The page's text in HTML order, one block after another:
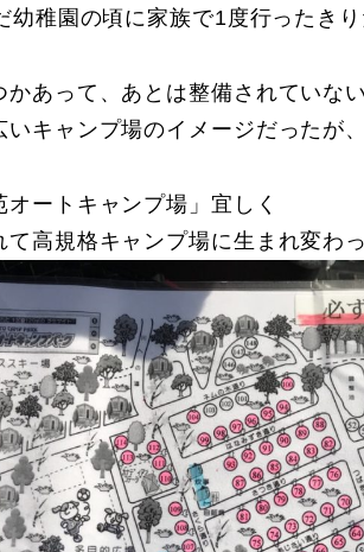
幼稚園の頃に家族で1度行ったきり
かあって、あとは整備されていない
キャンプ場のイメージだったが
ートキャンプ場」宜しく
て高規格キャンプ場に生まれ変わ